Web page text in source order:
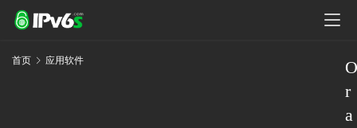
首页 应用软件
O
r
a